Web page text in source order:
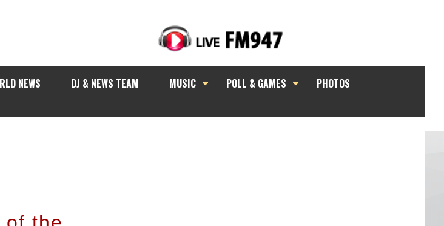
NEWS DJ & NEWS TEAM MUSIC POLL & GAMES
PHOTOS